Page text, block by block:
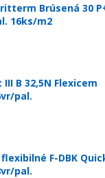
Brúsená 30
16ks/m2
III B 32,5N Flexicem
pal.
F-DBK
pal.